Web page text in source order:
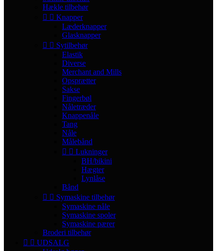
Hækle tilbehør
  Knapper
Læderknapper
Glasknapper
  Sytilbehør
Elastik
Diverse
Merchant and Mills
Opsprætter
Sakse
Fingerbøl
Nåletræder
Knappenåle
Tang
Nåle
Målebånd
  Lukninger
BH/bikini
Hægter
Lynlåse
Bånd
  Symaskine tilbehør
Symaskine nåle
Symaskine spoler
Symaskine pærer
Broderi tilbehør
  UDSALG